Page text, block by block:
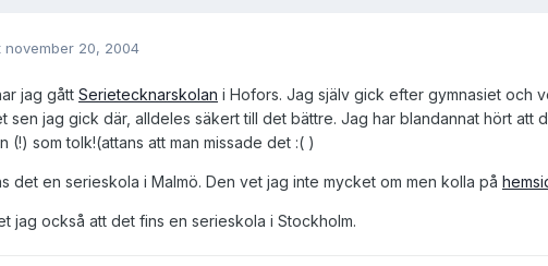
november 20, 2004
jag gått Serietecknarskolan i Hofors. Jag själv gick efter gymnasiet och
sen jag gick där, alldeles säkert till det bättre. Jag har blandannat hört
(!) som tolk!(attans att man missade det :( )
det en serieskola i Malmö. Den vet jag inte mycket om men kolla på
jag också att det fins en serieskola i Stockholm.